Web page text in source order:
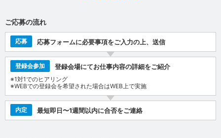
ご応募の流れ
応募 応募フォームに必要事項をご入力の上、送信
登録会参加 登録会場にてお仕事内容の詳細をご紹介
※1対1でのヒアリング
※WEBでの登録会を希望された場合はWEB上で実施
内定 最短即日〜1週間以内に合否をご連絡